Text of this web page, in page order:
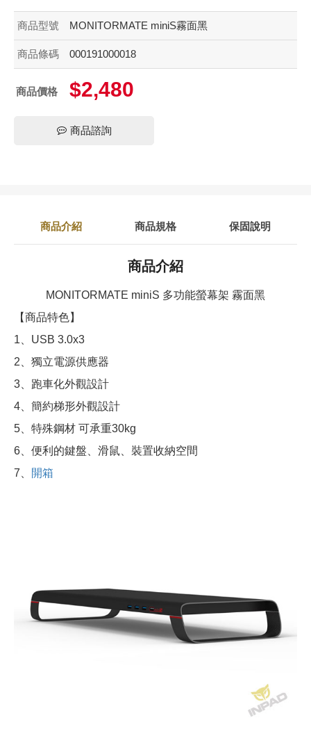
商品型號 MONITORMATE miniS霧面黑
商品條碼 000191000018
商品價格 $2,480
商品諮詢
商品介紹 商品規格 保固說明
商品介紹
MONITORMATE miniS 多功能螢幕架 霧面黑
【商品特色】
1、USB 3.0x3
2、獨立電源供應器
3、跑車化外觀設計
4、簡約梯形外觀設計
5、特殊鋼材 可承重30kg
6、便利的鍵盤、滑鼠、裝置收納空間
7、
開箱